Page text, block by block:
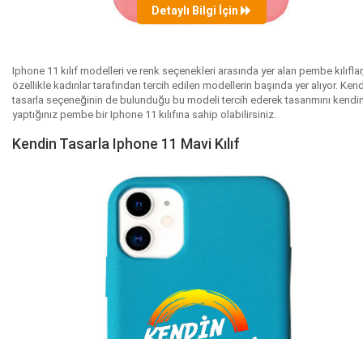
Detaylı Bilgi İçin
Iphone 11 kılıf modelleri ve renk seçenekleri arasında yer alan pembe
özellikle kadınlar tarafından tercih edilen modellerin başında yer alıyor.
tasarla seçeneğinin de bulunduğu bu modeli tercih ederek tasarımını
yaptığınız pembe bir Iphone 11 kılıfına sahip olabilirsiniz.
Kendin Tasarla Iphone 11 Mavi Kılıf